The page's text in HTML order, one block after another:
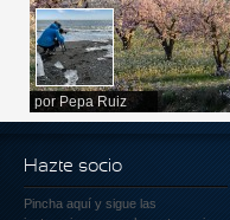
por Pepa Ruiz
Hazte socio
Pincha aquí y sigue las